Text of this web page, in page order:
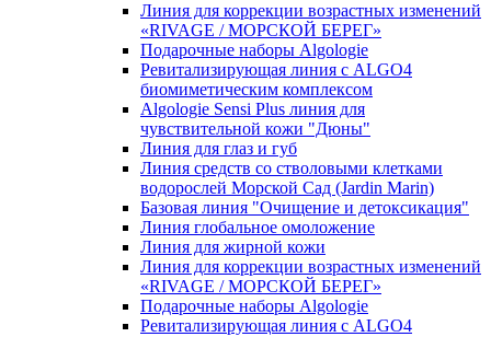
Линия для коррекции возрастных изменений
«RIVAGE / МОРСКОЙ БЕРЕГ»
Подарочные наборы Algologie
Ревитализирующая линия с ALGO4
биомиметическим комплексом
Algologie Sensi Plus линия для
чувcтвительной кожи "Дюны"
Линия для глаз и губ
Линия средств со стволовыми клетками
водорослей Морской Сад (Jardin Marin)
Базовая линия "Очищение и детоксикация"
Линия глобальное омоложение
Линия для жирной кожи
Линия для коррекции возрастных изменений
«RIVAGE / МОРСКОЙ БЕРЕГ»
Подарочные наборы Algologie
Ревитализирующая линия с ALGO4